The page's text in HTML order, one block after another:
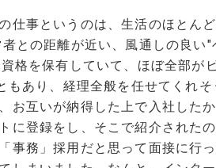
仕事というのは、生活のほとん
との距離が近い、風通しの良い"
格を保有していて、ほぼ全部が
あり、経理全般を任せてくれそ
互いが納得した上で入社したか
に登録をし、そこで紹介された
事務」採用だと思って面接に行